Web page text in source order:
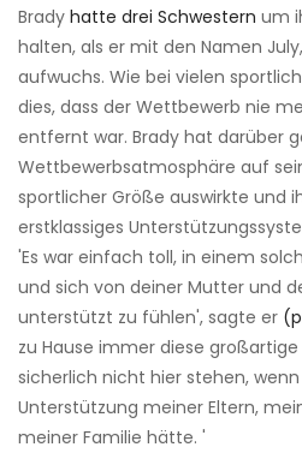
Brady hatte drei Schwestern um
halten, als er mit den Namen
aufwuchs. Wie bei vielen
dies, dass der Wettbewerb nie
entfernt war. Brady hat darüber
Wettbewerbsatmosphäre auf
sportlicher Größe auswirkte und
erstklassiges
'Es war einfach toll, in einem
und sich von deiner Mutter und
unterstützt zu fühlen', sagte er
zu Hause immer diese
sicherlich nicht hier stehen,
Unterstützung meiner Eltern,
meiner Familie hätte. '